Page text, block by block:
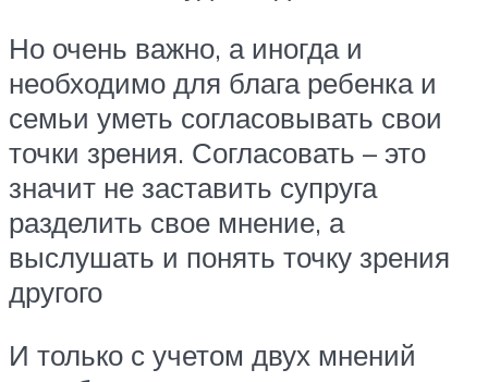
Но очень важно, а иногда и
необходимо для блага ребенка и
семьи уметь согласовывать свои
точки зрения. Согласовать – это
значит не заставить супруга
разделить свое мнение, а
выслушать и понять точку зрения
другого
И только с учетом двух мнений